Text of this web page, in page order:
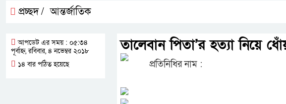
প্রচ্ছদ / আন্তর্জাতিক
তালেবান পিতা’র হত্যা নিয়ে
প্রতিনিধির নাম :
আপডেট এর সময় : ০৫:৩৪
পূর্বাহ্ন, রবিবার, ৪ নভেম্বর ২০১৮
১৪ বার পঠিত হয়েছে